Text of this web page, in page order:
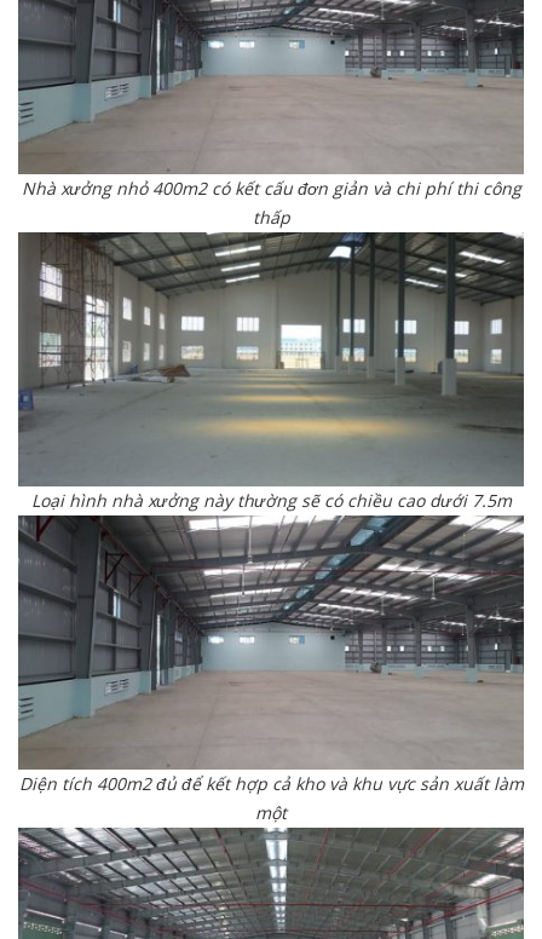
Nhà xưởng nhỏ 400m2 có kết cấu đơn giản và chi phí thi công
thấp
Loại hình nhà xưởng này thường sẽ có chiều cao dưới 7.5m
Diện tích 400m2 đủ để kết hợp cả kho và khu vực sản xuất làm
một